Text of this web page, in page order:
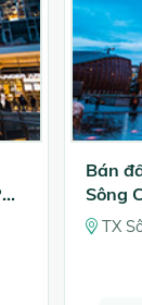
Bán
Sông
triệu/m2
TX